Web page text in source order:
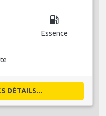
local_gas_station
Essence
DÉTAILS...